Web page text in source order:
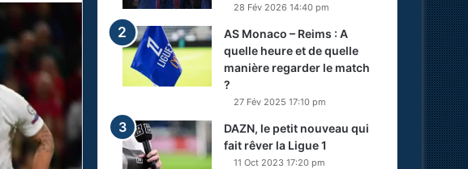
28 Fév 2026 14:40 pm
AS Monaco – Reims : A
quelle heure et de quelle
manière regarder le match
?
27 Fév 2025 17:10 pm
DAZN, le petit nouveau qui
fait rêver la Ligue 1
11 Oct 2023 17:20 pm